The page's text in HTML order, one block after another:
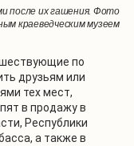
после их гашения. Фото
краеведческим музеем
по
друзьям или
тех мест,
в продажу в
Республики
а также в